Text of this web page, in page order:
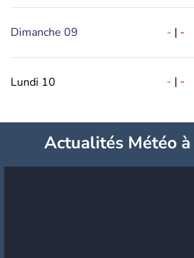
Dimanche 09 - | -
Lundi 10 - | -
Actualités Météo